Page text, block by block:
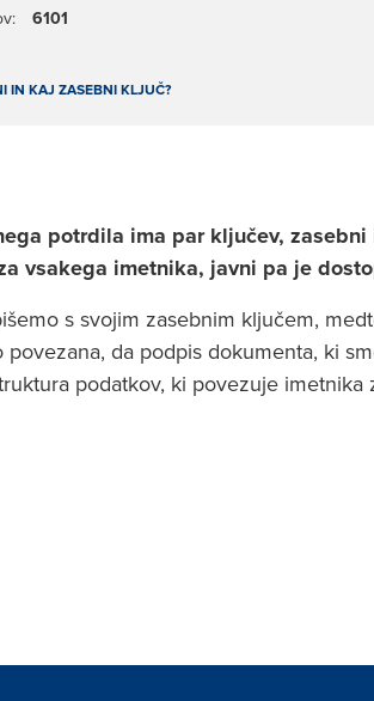
6101
IN KAJ ZASEBNI KLJUČ?
potrdila ima par ključev,
vsakega imetnika, javni pa je
s svojim zasebnim ključem,
povezana, da podpis dokumenta, ki
podatkov, ki povezuje